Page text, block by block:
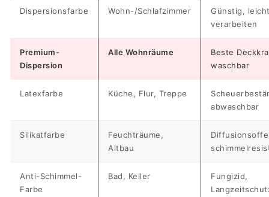
Dispersionsfarbe Wohn-/Schlafzimmer
Günstig,
verarbeiten
Premium-
Dispersion
Alle Wohnräume
Beste
waschbar
Latexfarbe Küche, Flur, Treppe
abwaschbar
Silikatfarbe
Feuchträume,
Altbau
Anti-Schimmel-
Farbe
Bad, Keller
Fungizid,